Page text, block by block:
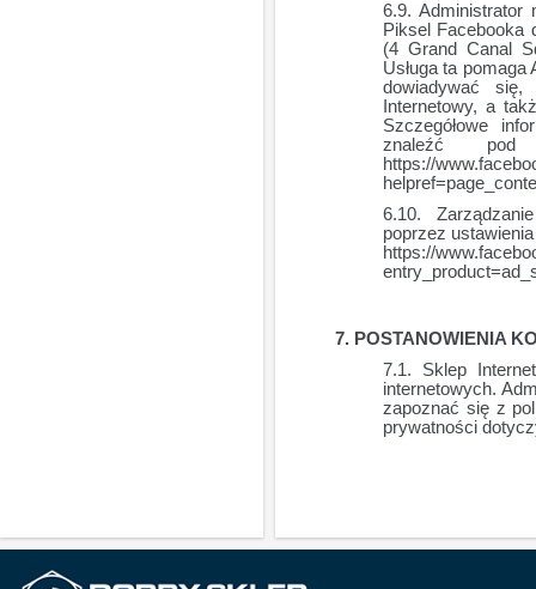
Administrator
Piksel Facebooka
(4 Grand Canal
Usługa ta
dowiadywać się,
Internetowy, a
Szczegółowe
znaleźć pod
https://
poprzez
https://
POSTANOWIENIA
Sklep
internetowych.
zapoznać się z
prywatności